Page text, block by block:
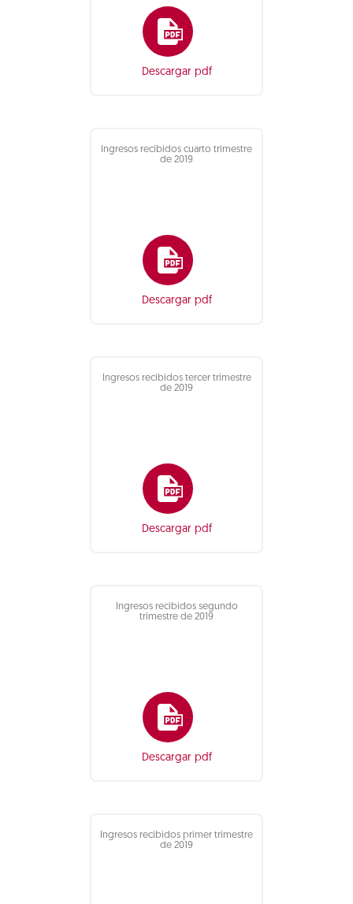
Descargar pdf
Ingresos recibidos cuarto trimestre
de 2019
Descargar pdf
Ingresos recibidos tercer trimestre
de 2019
Descargar pdf
Ingresos recibidos segundo
trimestre de 2019
Descargar pdf
Ingresos recibidos primer trimestre
de 2019